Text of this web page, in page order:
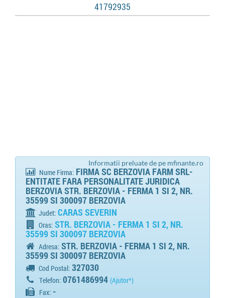
41792935
Informatii preluate de pe mfinante.ro
Nume Firma: FIRMA SC BERZOVIA FARM SRL-
ENTITATE FARA PERSONALITATE JURIDICA
BERZOVIA STR. BERZOVIA - FERMA 1 SI 2, NR.
35599 SI 300097 BERZOVIA
Judet: CARAS SEVERIN
Oras: STR. BERZOVIA - FERMA 1 SI 2, NR.
35599 SI 300097 BERZOVIA
Adresa: STR. BERZOVIA - FERMA 1 SI 2, NR.
35599 SI 300097 BERZOVIA
Cod Postal: 327030
Telefon: 0761486994(Ajutor*)
Fax: -